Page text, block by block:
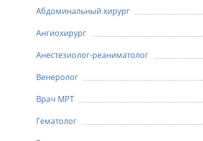
Абдоминальный хирург
Ангиохирург
Анестезиолог-реаниматолог
Венеролог
Врач МРТ
Гематолог